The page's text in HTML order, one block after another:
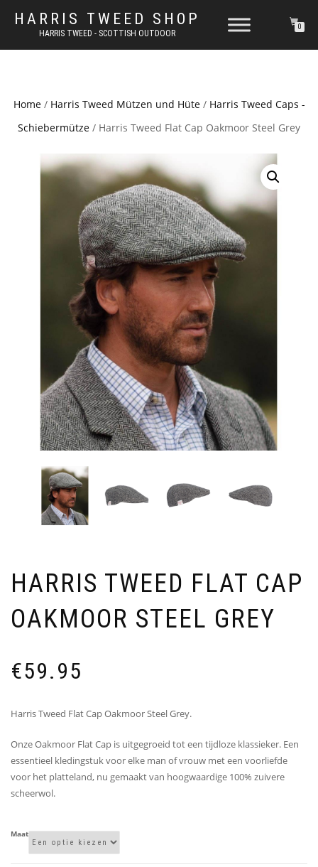
HARRIS TWEED SHOP
HARRIS TWEED - SCOTTISH OUTDOOR
0
Home/ Harris Tweed Mützen und Hüte/ Harris Tweed Caps -
Schiebermütze / Harris Tweed Flat Cap Oakmoor Steel Grey
HARRIS TWEED FLAT CAP
OAKMOOR STEEL GREY
€59.95
Harris Tweed Flat Cap Oakmoor Steel Grey.
Onze Oakmoor Flat Cap is uitgegroeid tot een tijdloze klassieker. Een
essentieel kledingstuk voor elke man of vrouw met een voorliefde
voor het platteland, nu gemaakt van hoogwaardige 100% zuivere
scheerwol.
Maat